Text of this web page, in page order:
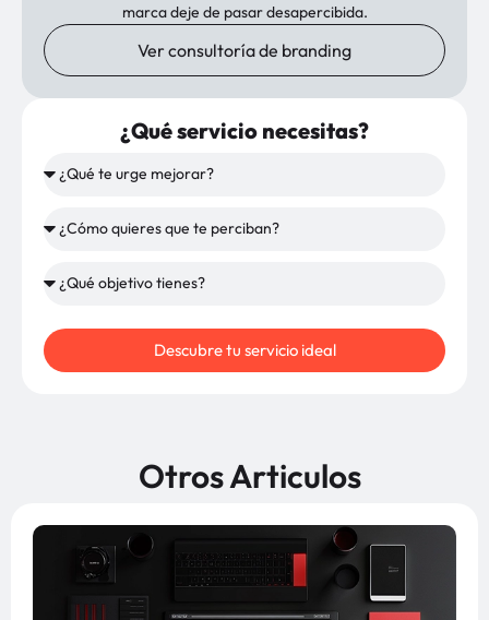
marca deje de pasar desapercibida.
Ver consultoría de branding
¿Qué servicio necesitas?
Descubre tu servicio ideal
Otros Articulos